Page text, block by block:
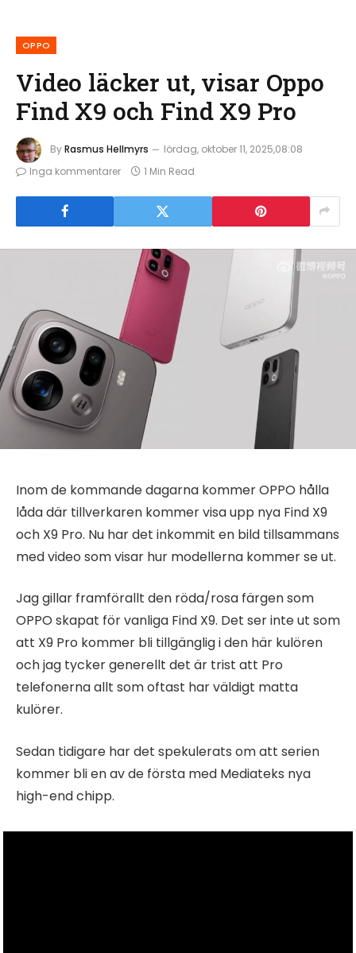
OPPO
Video läcker ut, visar Oppo
Find X9 och Find X9 Pro
ByRasmus Hellmyrs
lördag, oktober 11, 2025,08:08
Inga kommentarer
1 Min Read
Inom de kommande dagarna kommer OPPO hålla
låda där tillverkaren kommer visa upp nya Find X9
och X9 Pro. Nu har det inkommit en bild tillsammans
med video som visar hur modellerna kommer se ut.
Jag gillar framförallt den röda/rosa färgen som
OPPO skapat för vanliga Find X9. Det ser inte ut som
att X9 Pro kommer bli tillgänglig i den här kulören
och jag tycker generellt det är trist att Pro
telefonerna allt som oftast har väldigt matta
kulörer.
Sedan tidigare har det spekulerats om att serien
kommer bli en av de första med Mediateks nya
high-end chipp.